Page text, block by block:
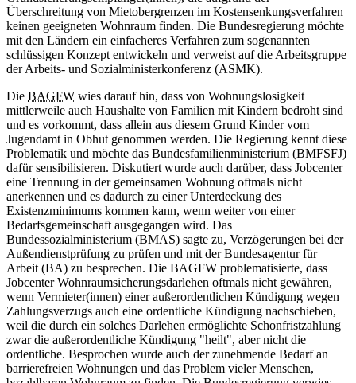
Überschreitung von Mietobergrenzen im Kostensenkungsverfahren
keinen geeigneten Wohnraum finden. Die Bundesregierung möchte
mit den Ländern ein einfacheres Verfahren zum sogenannten
schlüssigen Konzept entwickeln und verweist auf die Arbeitsgruppe
der Arbeits- und Sozialministerkonferenz (ASMK).
Die BAGFW wies darauf hin, dass von Wohnungslosigkeit
mittlerweile auch Haushalte von Familien mit Kindern bedroht sind
und es vorkommt, dass allein aus diesem Grund Kinder vom
Jugendamt in Obhut genommen werden. Die Regierung kennt diese
Problematik und möchte das Bundesfamilienministerium (BMFSFJ)
dafür sensibilisieren. Diskutiert wurde auch darüber, dass Jobcenter
eine Trennung in der gemeinsamen Wohnung oftmals nicht
anerkennen und es dadurch zu einer Unterdeckung des
Existenzminimums kommen kann, wenn weiter von einer
Bedarfsgemeinschaft ausgegangen wird. Das
Bundessozialministerium (BMAS) sagte zu, Verzögerungen bei der
Außendienstprüfung zu prüfen und mit der Bundesagentur für
Arbeit (BA) zu besprechen. Die BAGFW problematisierte, dass
Jobcenter Wohnraumsicherungsdarlehen oftmals nicht gewähren,
wenn Vermieter(innen) einer außerordentlichen Kündigung wegen
Zahlungsverzugs auch eine ordentliche Kündigung nachschieben,
weil die durch ein solches Darlehen ermöglichte Schonfristzahlung
zwar die außerordentliche Kündigung "heilt", aber nicht die
ordentliche. Besprochen wurde auch der zunehmende Bedarf an
barrierefreien Wohnungen und das Problem vieler Menschen,